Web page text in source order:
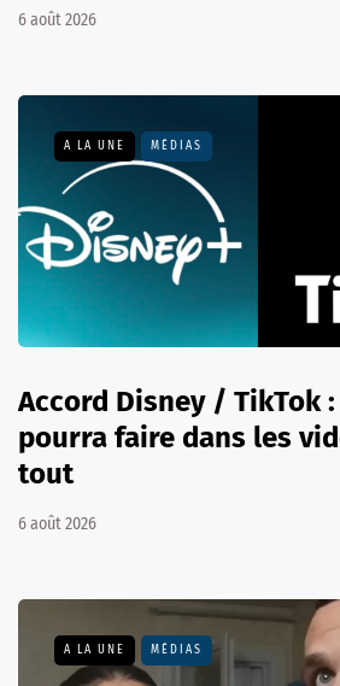
6 août 2026
A LA UNE MÉDIAS
Accord Disney / TikTok
pourra faire dans les
tout
6 août 2026
A LA UNE MÉDIAS